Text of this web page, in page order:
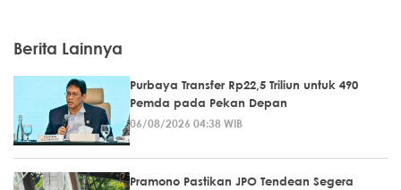
Berita Lainnya
Purbaya Transfer Rp22,5 Triliun untuk 490
Pemda pada Pekan Depan
06/08/2026 04:38 WIB
Pramono Pastikan JPO Tendean Segera